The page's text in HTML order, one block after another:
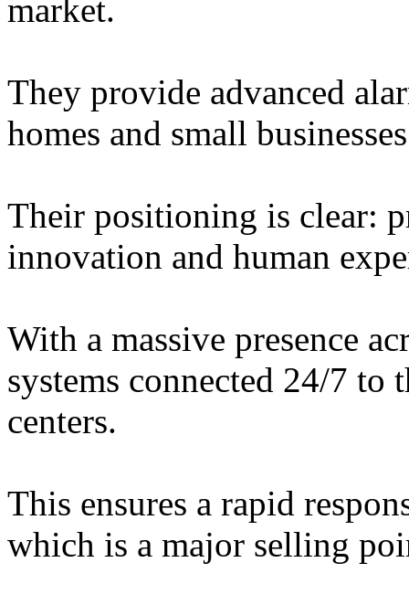
market.
They provide advanced
homes and small
Their positioning is clear:
innovation and human
With a massive presence
systems connected 24/7
centers.
This ensures a rapid
which is a major selling